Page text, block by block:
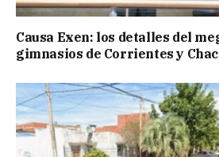
Causa Exen: los detalles del
gimnasios de Corrientes y